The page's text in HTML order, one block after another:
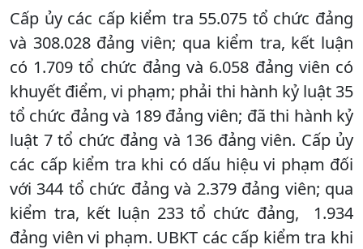
Cấp ủy các cấp kiểm tra 55.075 tổ chức đảng
và 308.028 đảng viên; qua kiểm tra, kết luận
có 1.709 tổ chức đảng và 6.058 đảng viên có
khuyết điểm, vi phạm; phải thi hành kỷ luật 35
tổ chức đảng và 189 đảng viên; đã thi hành kỷ
luật 7 tổ chức đảng và 136 đảng viên. Cấp ủy
các cấp kiểm tra khi có dấu hiệu vi phạm đối
với 344 tổ chức đảng và 2.379 đảng viên; qua
kiểm tra, kết luận 233 tổ chức đảng, 1.934
đảng viên vi phạm. UBKT các cấp kiểm tra khi